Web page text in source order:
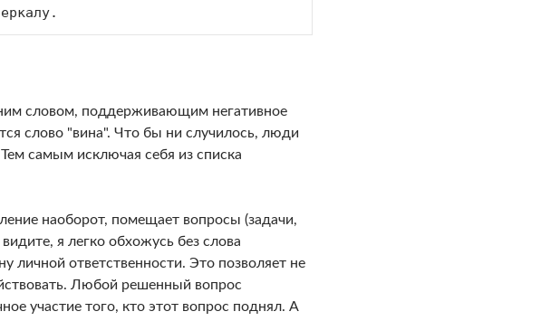
словом, поддерживающим негативное
слово "вина". Что бы ни случилось, люди
самым исключая себя из списка
наоборот, помещает вопросы (задачи,
я легко обхожусь без слова
личной ответственности. Это позволяет не
Любой решенный вопрос
участие того, кто этот вопрос поднял. А